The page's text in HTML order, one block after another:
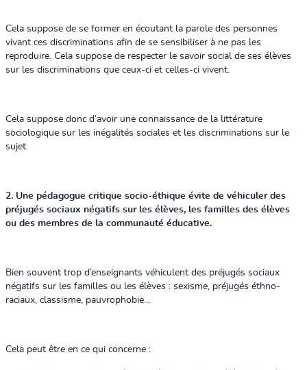
Cela suppose de se former en écoutant la parole des personnes
vivant ces discriminations afin de se sensibiliser à ne pas les
reproduire. Cela suppose de respecter le savoir social de ses élèves
sur les discriminations que ceux-ci et celles-ci vivent.
Cela suppose donc d’avoir une connaissance de la littérature
sociologique sur les inégalités sociales et les discriminations sur le
sujet.
2. Une pédagogue critique socio-éthique évite de véhiculer des
préjugés sociaux négatifs sur les élèves, les familles des élèves
ou des membres de la communauté éducative.
Bien souvent trop d’enseignants véhiculent des préjugés sociaux
négatifs sur les familles ou les élèves : sexisme, préjugés éthno-
raciaux, classisme, pauvrophobie…
Cela peut être en ce qui concerne :